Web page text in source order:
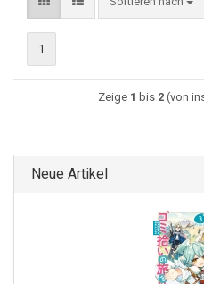
1
Zeige 1 bis 2 (von
Neue Artikel